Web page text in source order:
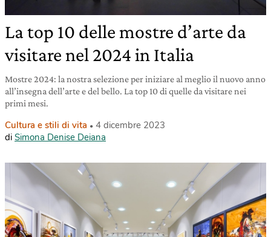
La top 10 delle mostre d’arte da
visitare nel 2024 in Italia
Mostre 2024: la nostra selezione per iniziare al meglio il nuovo anno
all’insegna dell’arte e del bello. La top 10 di quelle da visitare nei
primi mesi.
Cultura e stili di vita
4 dicembre 2023
di Simona Denise Deiana